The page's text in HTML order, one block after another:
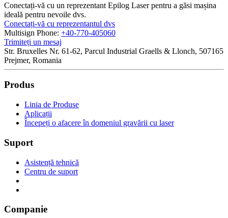
Conectați-vă cu un reprezentant Epilog Laser pentru a găsi mașina
ideală pentru nevoile dvs.
Conectați-vă cu reprezentantul dvs
Multisign Phone: +40-770-405060
Trimiteți un mesaj
Str. Bruxelles Nr. 61-62, Parcul Industrial Graells & Llonch, 507165
Prejmer, Romania
Produs
Linia de Produse
Aplicații
Începeți o afacere în domeniul gravării cu laser
Suport
Asistență tehnică
Centru de suport
Companie